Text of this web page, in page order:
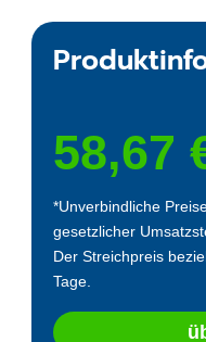
58,67
*Unverbindliche
gesetzlicher
Der Streichpreis
Tage.